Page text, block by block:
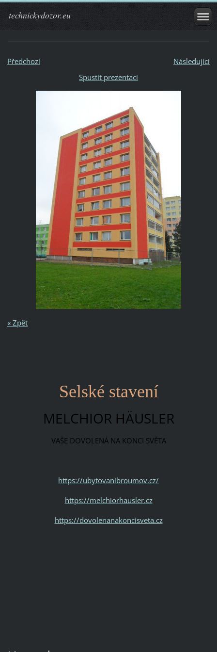
technickydozor.eu
Předchozí
Následující
Spustit prezentaci
« Zpět
Selské stavení
MELCHIOR HÄUSLER
VAŠE DOVOLENÁ NA KONCI SVĚTA
https://ubytovanibroumov.cz/
https://melchiorhausler.cz
https://dovolenanakoncisveta.cz